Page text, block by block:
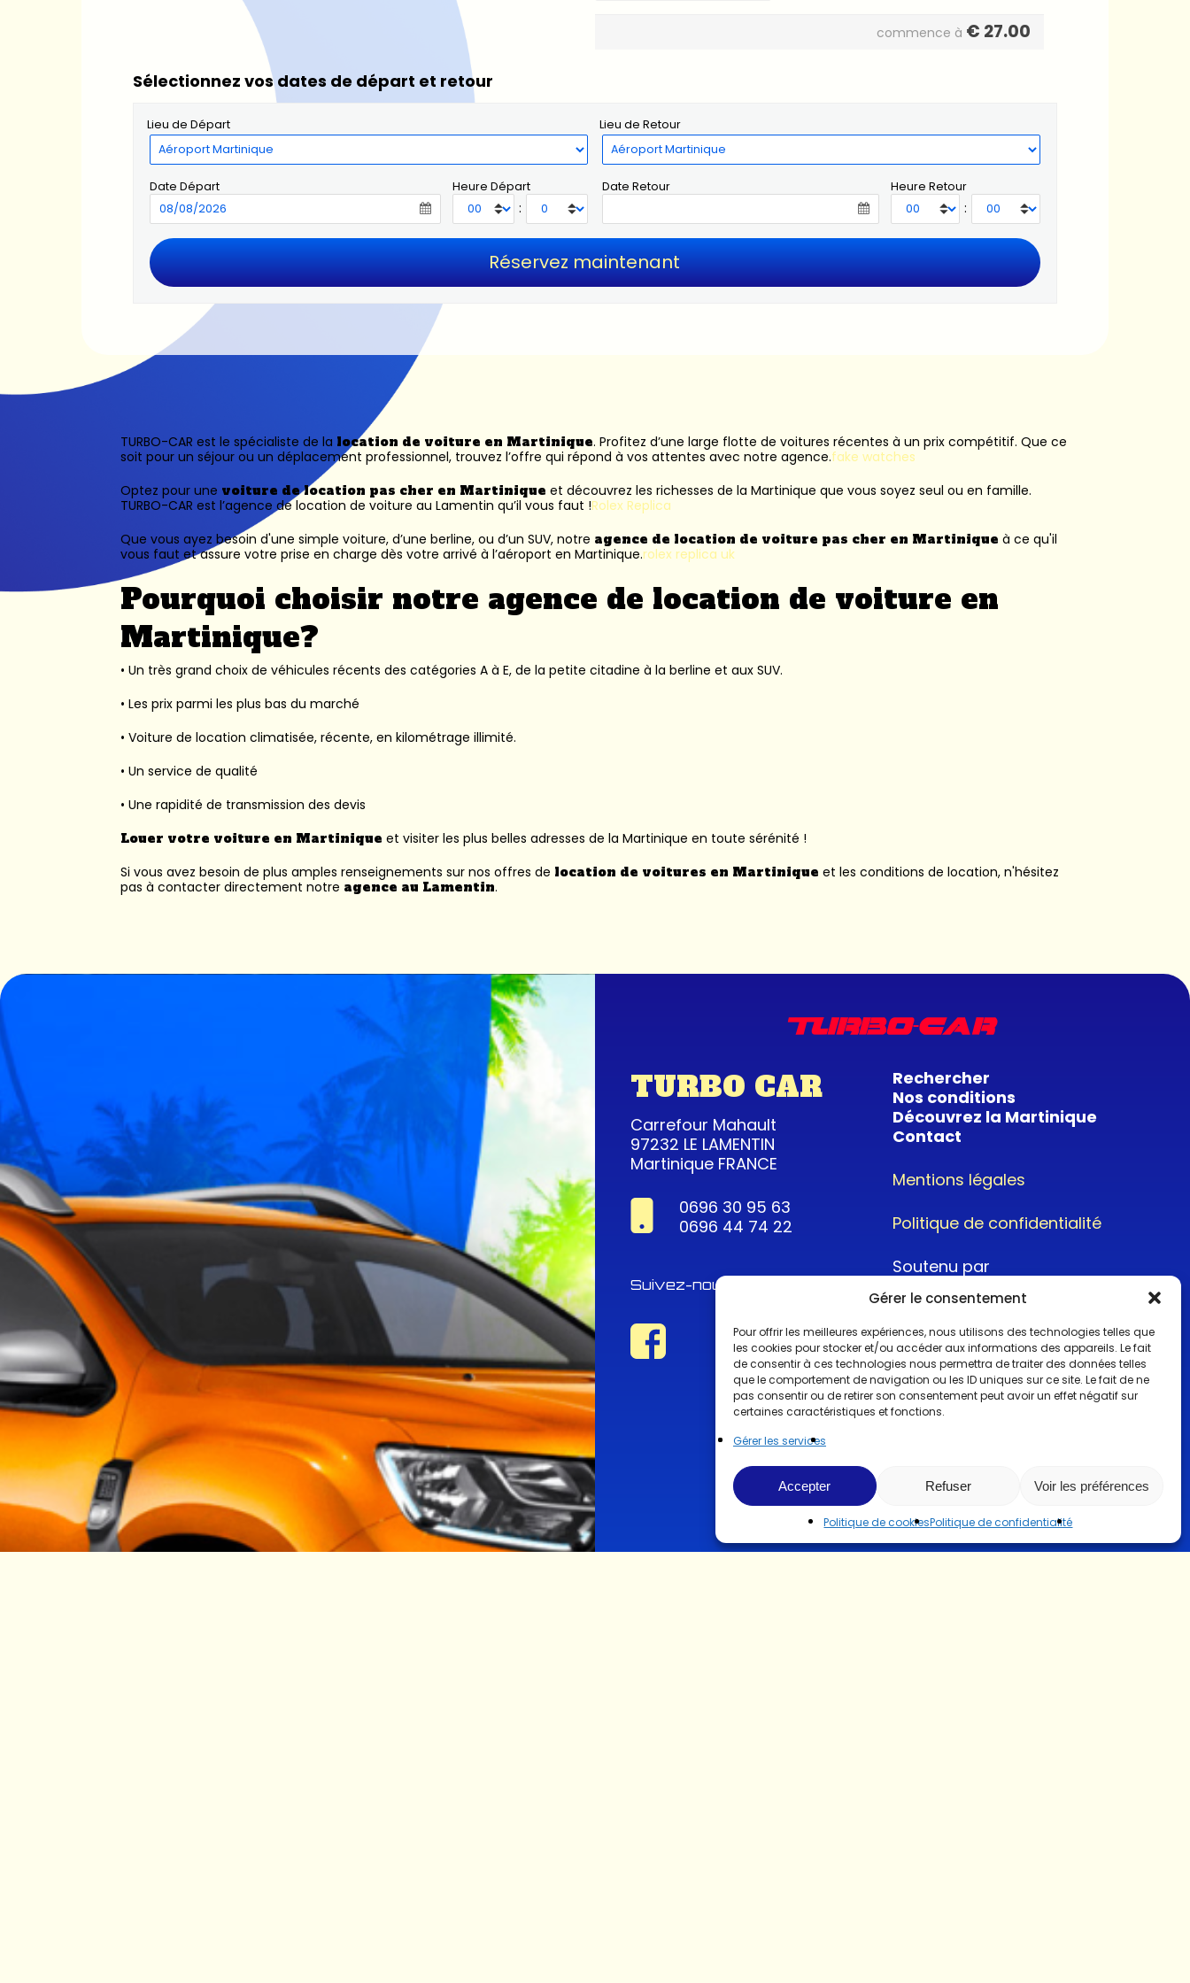
Gérer le consentement
Pour offrir les meilleures expériences, nous utilisons des technologies telles que
les cookies pour stocker et/ou accéder aux informations des appareils. Le fait
de consentir à ces technologies nous permettra de traiter des données telles
que le comportement de navigation ou les ID uniques sur ce site. Le fait de ne
pas consentir ou de retirer son consentement peut avoir un effet négatif sur
certaines caractéristiques et fonctions.
Gérer les services
Accepter Refuser Voir les préférences
Politique de cookiesPolitique de confidentialité
commence à € 27.00
Sélectionnez vos dates de départ et retour
Lieu de Départ Lieu de Retour
Date Départ Heure Départ
:
Date Retour Heure Retour
:
TURBO-CAR est le spécialiste de la location de voiture en Martinique. Profitez d’une large flotte de voitures récentes à un prix compétitif. Que ce
soit pour un séjour ou un déplacement professionnel, trouvez l’offre qui répond à vos attentes avec notre agence.fake watches
Optez pour une voiture de location pas cher en Martinique et découvrez les richesses de la Martinique que vous soyez seul ou en famille.
TURBO-CAR est l’agence de location de voiture au Lamentin qu’il vous faut !Rolex Replica
Que vous ayez besoin d'une simple voiture, d’une berline, ou d’un SUV, notre agence de location de voiture pas cher en Martinique à ce qu'il
vous faut et assure votre prise en charge dès votre arrivé à l’aéroport en Martinique.rolex replica uk
Pourquoi choisir notre agence de location de voiture en
Martinique?
• Un très grand choix de véhicules récents des catégories A à E, de la petite citadine à la berline et aux SUV.
• Les prix parmi les plus bas du marché
• Voiture de location climatisée, récente, en kilométrage illimité.
• Un service de qualité
• Une rapidité de transmission des devis
Louer votre voiture en Martinique et visiter les plus belles adresses de la Martinique en toute sérénité !
Si vous avez besoin de plus amples renseignements sur nos offres de location de voitures en Martinique et les conditions de location, n'hésitez
pas à contacter directement notre agence au Lamentin.
TURBO CAR
Carrefour Mahault
97232 LE LAMENTIN
Martinique FRANCE
0696 30 95 63
0696 44 74 22
Suivez-nous !
Rechercher
Nos conditions
Découvrez la Martinique
Contact
Mentions légales
Politique de confidentialité
Soutenu par
@2022CopyrightTurboCar